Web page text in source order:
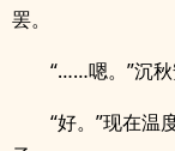
罢。
“……嗯。”沉
“好。”现在温